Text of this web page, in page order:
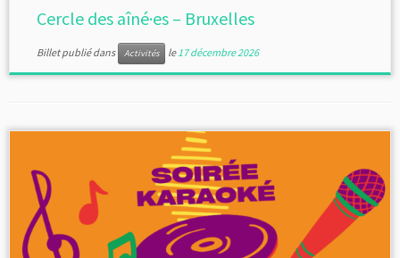
Cercle des aîné·es – Bruxelles
Billet publié dans Activités le 17 décembre 2026